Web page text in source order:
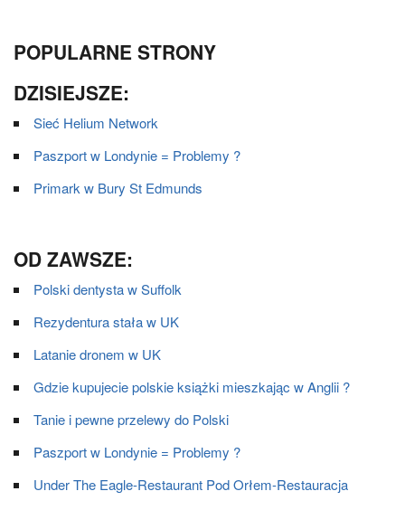
POPULARNE STRONY
DZISIEJSZE:
Sieć Helium Network
Paszport w Londynie = Problemy ?
Primark w Bury St Edmunds
OD ZAWSZE:
Polski dentysta w Suffolk
Rezydentura stała w UK
Latanie dronem w UK
Gdzie kupujecie polskie książki mieszkając w Anglii ?
Tanie i pewne przelewy do Polski
Paszport w Londynie = Problemy ?
Under The Eagle-Restaurant Pod Orłem-Restauracja